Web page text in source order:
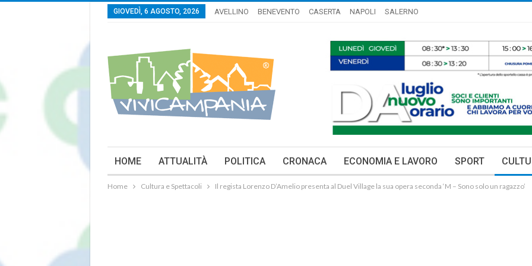
GIOVEDÌ, 6 AGOSTO, 2026 AVELLINO BENEVENTO CASERTA NAPOLI SALERNO
HOME ATTUALITÀ POLITICA CRONACA ECONOMIA E LAVORO SPORT
Home Cultura e Spettacoli Il regista Lorenzo D’Amelio presenta al Duel Village la sua opera seconda ‘M – Sono solo un ragazzo’